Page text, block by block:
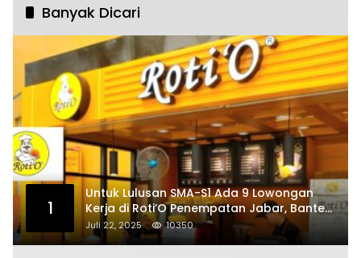
Banyak Dicari
1
Untuk Lulusan SMA-S1 Ada 9 Lowongan
Kerja di Roti’O Penempatan Jabar, Banten
dan Jakarta
Juli 22, 2025 10350